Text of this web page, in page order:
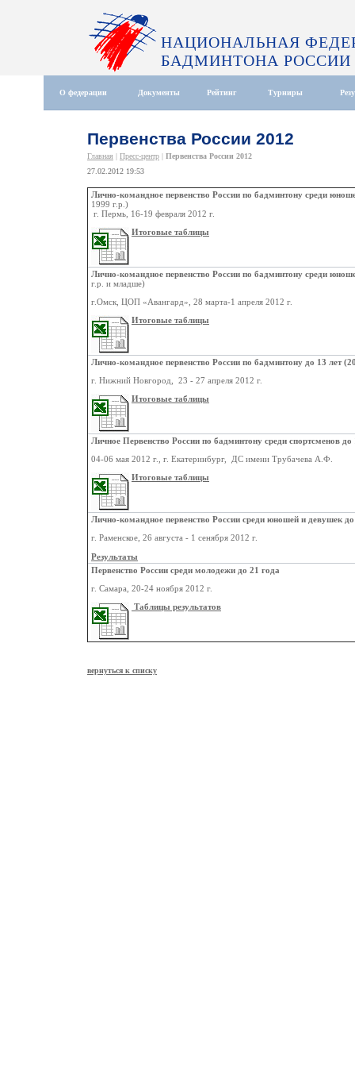
НАЦИОНАЛЬНАЯ
БАДМИНТОНА РОССИИ
О федерации Документы Рейтинг Турниры
Первенства России 2012
Главная | Пресс-центр | Первенства России 2012
27.02.2012 19:53
Лично-командное первенство России по бадминтону среди
1999 г.р.)
г. Пермь, 16-19 февраля 2012 г.
Итоговые таблицы
Лично-командное первенство России по бадминтону среди
г.р. и младше)
г.Омск, ЦОП «Авангард», 28 марта-1 апреля 2012 г.
Итоговые таблицы
Лично-командное первенство России по бадминтону до 13 лет
г. Нижний Новгород, 23 - 27 апреля 2012 г.
Итоговые таблицы
Личное Первенство России по бадминтону среди спортсменов
04-06 мая 2012 г., г. Екатеринбург, ДС имени Трубачева А.Ф.
Итоговые таблицы
Лично-командное первенство России среди юношей и девушек
г. Раменское, 26 августа - 1 сенября 2012 г.
Результаты
Первенство России среди молодежи до 21 года
г. Самара, 20-24 ноября 2012 г.
Таблицы результатов
вернуться к списку